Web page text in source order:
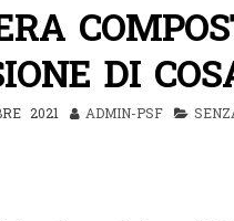
DI
2021 ADMIN-PSF